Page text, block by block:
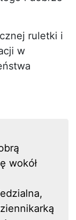
ruletki i
w
wokół